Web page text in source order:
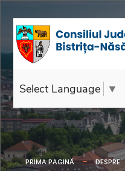
Select Language ▼
PRIMA PAGINĂ DESPRE